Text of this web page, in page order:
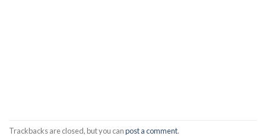
Trackbacks are closed, but you canpost a comment.